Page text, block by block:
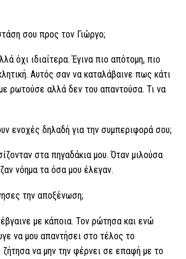
σου προς τον Γιώργο;
όχι ιδιαίτερα. Έγινα πιο απότομη, πιο
Αυτός σαν να καταλάβαινε πως κάτι
ρωτούσε αλλά δεν του απαντούσα. Τι να
ενοχές δηλαδή για την συμπεριφορά σου;
στα πηγαδάκια μου. Όταν μιλούσα
νόημα τα όσα μου έλεγαν.
την αποξένωση;
με κάποια. Τον ρώτησα και ενώ
να μου απαντήσει στο τέλος το
να μην την φέρνει σε επαφή με το